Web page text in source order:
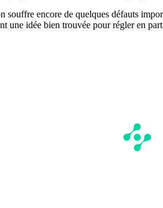
encore de quelques défauts
idée bien trouvée pour régler en